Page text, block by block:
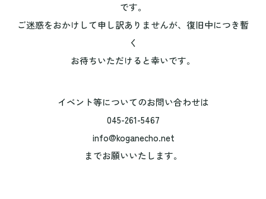
です。
ご迷惑をおかけして申し訳ありませんが、復旧中につき暫
く
お待ちいただけると幸いです。
イベント等についてのお問い合わせは
045-261-5467
info@koganecho.net
までお願いいたします。